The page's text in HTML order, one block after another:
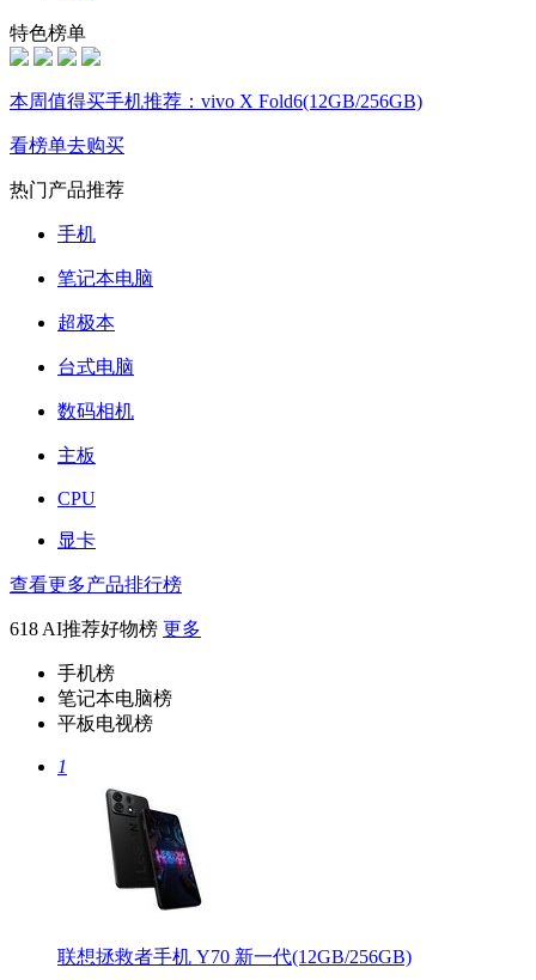
特色榜单
本周值得买手机推荐：vivo X Fold6(12GB/256GB)
看榜单去购买
热门产品推荐
手机
笔记本电脑
超极本
台式电脑
数码相机
主板
CPU
显卡
查看更多产品排行榜
618 AI推荐好物榜 更多
手机榜
笔记本电脑榜
平板电视榜
1
联想拯救者手机 Y70 新一代(12GB/256GB)